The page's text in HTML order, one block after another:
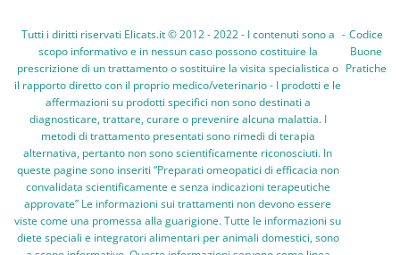
Tutti i diritti riservati Elicats.it © 2012 - 2022 - I contenuti sono a
scopo informativo e in nessun caso possono costituire la
prescrizione di un trattamento o sostituire la visita specialistica o
il rapporto diretto con il proprio medico/veterinario - I prodotti e le
affermazioni su prodotti specifici non sono destinati a
diagnosticare, trattare, curare o prevenire alcuna malattia. I
metodi di trattamento presentati sono rimedi di terapia
alternativa, pertanto non sono scientificamente riconosciuti. In
queste pagine sono inseriti “Preparati omeopatici di efficacia non
convalidata scientificamente e senza indicazioni terapeutiche
approvate” Le informazioni sui trattamenti non devono essere
viste come una promessa alla guarigione. Tutte le informazioni su
diete speciali e integratori alimentari per animali domestici, sono
- Codice
Buone
Pratiche